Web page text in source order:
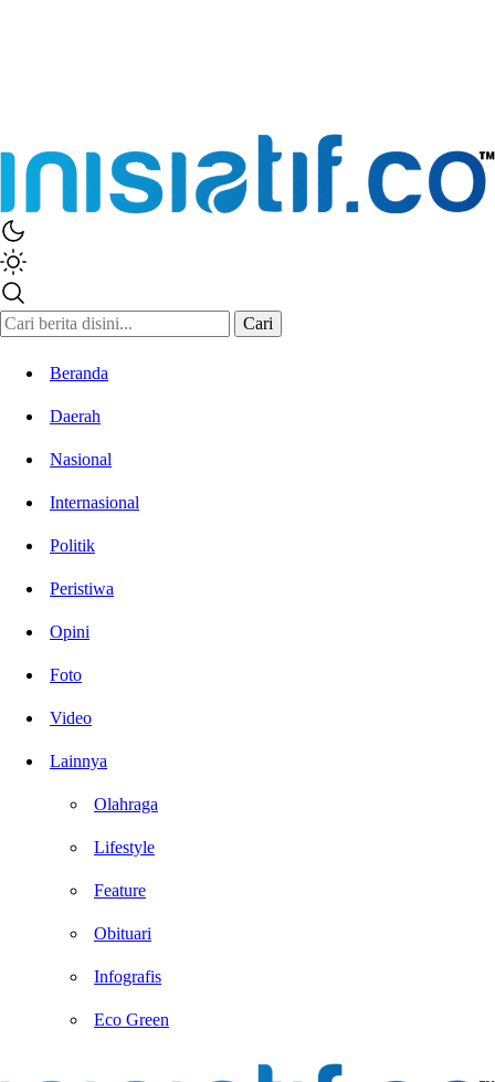
Inisiatif.co
Stay Connected Stay Informed
Cari
Beranda
Daerah
Nasional
Internasional
Politik
Peristiwa
Opini
Foto
Video
Lainnya
Olahraga
Lifestyle
Feature
Obituari
Infografis
Eco Green